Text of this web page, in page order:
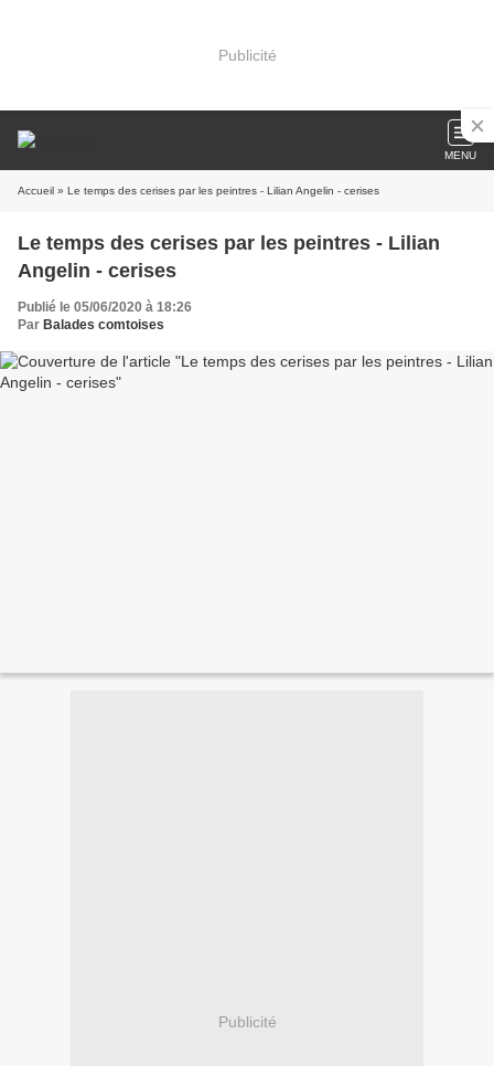
Publicité
MENU
Accueil » Le temps des cerises par les peintres - Lilian Angelin - cerises
Le temps des cerises par les peintres - Lilian
Angelin - cerises
Publié le 05/06/2020 à 18:26
Par Balades comtoises
Publicité